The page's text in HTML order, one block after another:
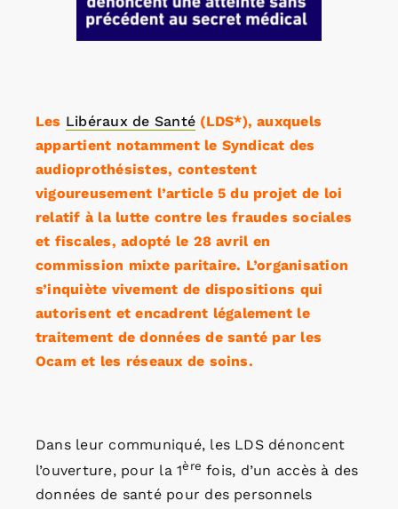
Les Libéraux de Santé (LDS*), auxquels
appartient notamment le Syndicat des
audioprothésistes, contestent
vigoureusement l’article 5 du projet de loi
relatif à la lutte contre les fraudes sociales
et fiscales, adopté le 28 avril en
commission mixte paritaire. L’organisation
s’inquiète vivement de dispositions qui
autorisent et encadrent légalement le
traitement de données de santé par les
Ocam et les réseaux de soins.
Dans leur communiqué, les LDS dénoncent
l’ouverture, pour la 1ère fois, d’un accès à des
données de santé pour des personnels